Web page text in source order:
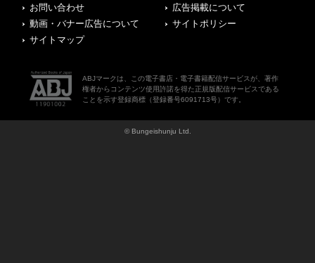
お問い合わせ
広告掲載について
動画・バナー広告について
サイトポリシー
サイトマップ
ABJマークは、この電子書店・電子書籍配信サービスが、著作
権者からコンテンツ使用許諾を得た正規版配信サービスである
ことを示す登録商標（登録番号6091713号）です。
© Bungeishunju Ltd.